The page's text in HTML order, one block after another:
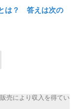
は？ 答えは次の
売により収入を得てい